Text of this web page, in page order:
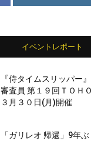
イベントレポート
『侍タイムスリッパー
審査員 第１９回ＴＯＨ
３月３０日(月)開催
「ガリレオ 帰還」9年